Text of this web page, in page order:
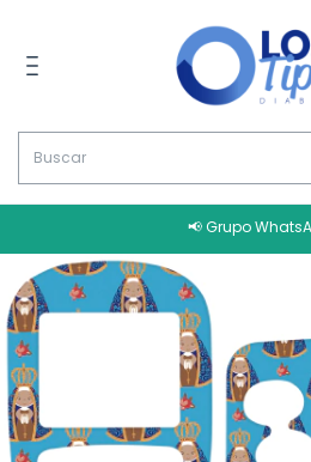
📢 Grupo